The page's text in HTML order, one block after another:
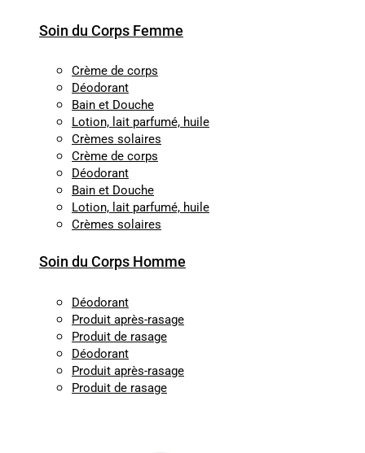
Soin du Corps Femme
Crème de corps
Déodorant
Bain et Douche
Lotion, lait parfumé, huile
Crèmes solaires
Crème de corps
Déodorant
Bain et Douche
Lotion, lait parfumé, huile
Crèmes solaires
Soin du Corps Homme
Déodorant
Produit après-rasage
Produit de rasage
Déodorant
Produit après-rasage
Produit de rasage